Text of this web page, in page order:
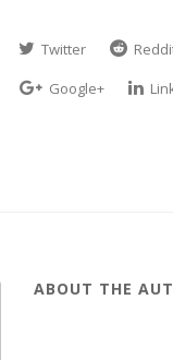
Twitter
Google+
ABOUT THE